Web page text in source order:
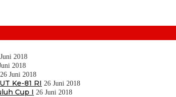
2018
2018
26 Juni 2018
Ke-81 RI 26 Juni 2018
Cup I 26 Juni 2018